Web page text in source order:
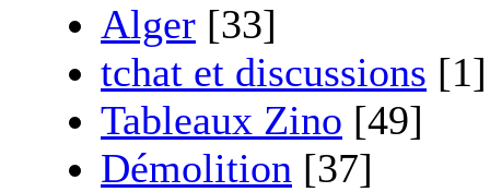
Alger [33]
tchat et discussions [1]
Tableaux Zino [49]
Démolition [37]